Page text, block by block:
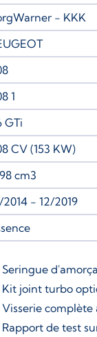
- KKK
1
GTi
CV (153 KW)
cm3
2014 - 12/2019
Seringue
Kit joint turbo
Visserie complète
Rapport de test